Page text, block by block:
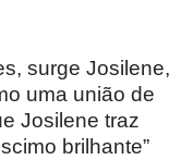
surge Josilene,
uma união de
Josilene traz
brilhante”